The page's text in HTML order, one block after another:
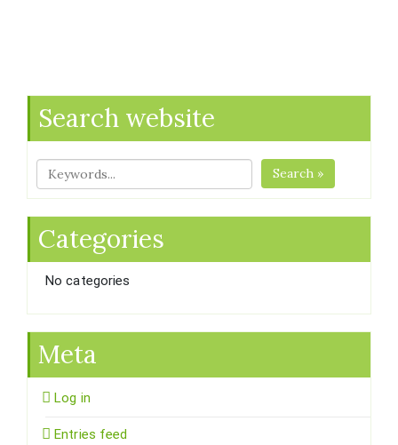
Search website
Search »
Categories
No categories
Meta
Log in
Entries feed